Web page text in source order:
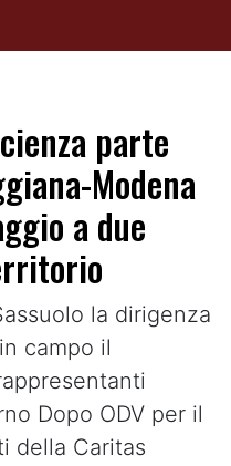
parte
Modena
a due
la dirigenza
campo il
Dopo ODV per il
della Caritas